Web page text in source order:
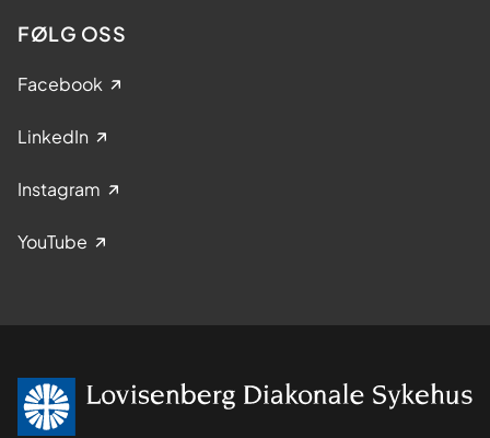
FØLG OSS
Facebook
LinkedIn
Instagram
YouTube